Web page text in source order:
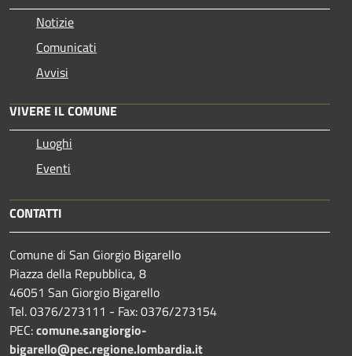
Notizie
Comunicati
Avvisi
VIVERE IL COMUNE
Luoghi
Eventi
CONTATTI
Comune di San Giorgio Bigarello
Piazza della Repubblica, 8
46051 San Giorgio Bigarello
Tel. 0376/273111 - Fax: 0376/273154
PEC:comune.sangiorgio-
bigarello@pec.regione.lombardia.it